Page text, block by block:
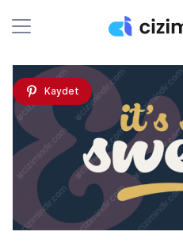
Kaydet